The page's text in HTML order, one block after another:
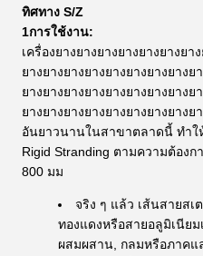
ทิศทาง S/Z
1การใช้งาน:
เครื่องยางยางยางยางยางยางยา
ยางยางยางยางยางยางยางยางย
ยางยางยางยางยางยางยางยางย
ยางยางยางยางยางยางยางยาง
อันยาวนานในสาขาตลาดนี้ ทําใ
Rigid Stranding ตามความต้อง
800 มม
จริง ๆ แล้ว เส้นสายส
ทองแดงหรือสายอลูมิเนีย
ผสมผสาน, กลมหรือภาค